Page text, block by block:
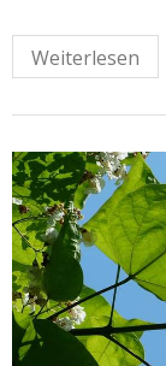
Weiterlesen